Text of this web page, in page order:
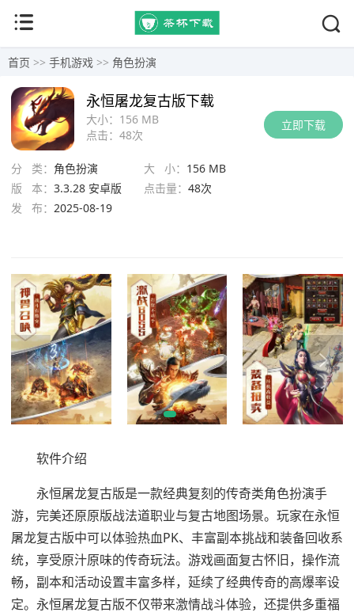
首页 >> 手机游戏 >> 角色扮演
立即下载
大小： 156 MB
点击： 48次
永恒屠龙复古版下载
分 类： 角色扮演 大 小： 156 MB
版 本： 3.3.28 安卓版 点击量： 48次
发 布： 2025-08-19
软件介绍
永恒屠龙复古版是一款经典复刻的传奇类角色扮演手
游，完美还原原版战法道职业与复古地图场景。玩家在永恒
屠龙复古版中可以体验热血PK、丰富副本挑战和装备回收系
统，享受原汁原味的传奇玩法。游戏画面复古怀旧，操作流
畅，副本和活动设置丰富多样，延续了经典传奇的高爆率设
定。永恒屠龙复古版不仅带来激情战斗体验，还提供多重福